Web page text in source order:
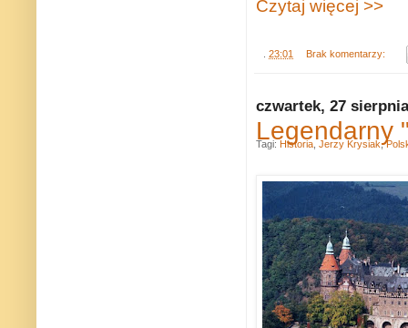
Czytaj więcej >>
23:01 Brak komentarzy:
czwartek, 27
Legendarny
Tagi: Historia, Jerzy Krysiak,